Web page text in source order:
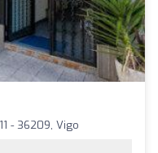
- 36209, Vigo